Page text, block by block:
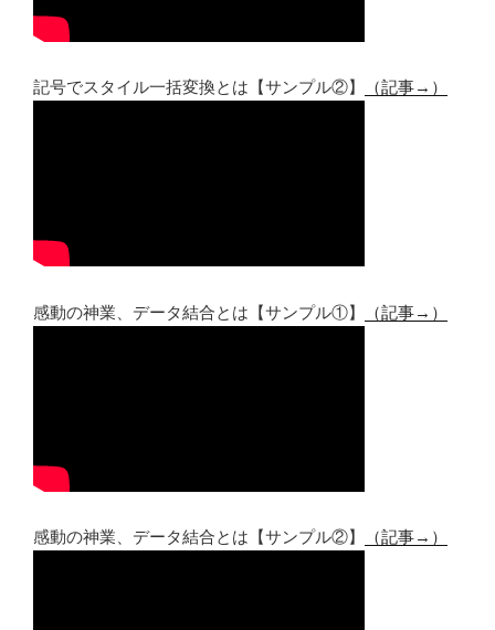
記号でスタイル一括変換とは【サンプル②】 （記事→）
感動の神業、データ結合とは【サンプル①】 （記事→）
感動の神業、データ結合とは【サンプル②】 （記事→）